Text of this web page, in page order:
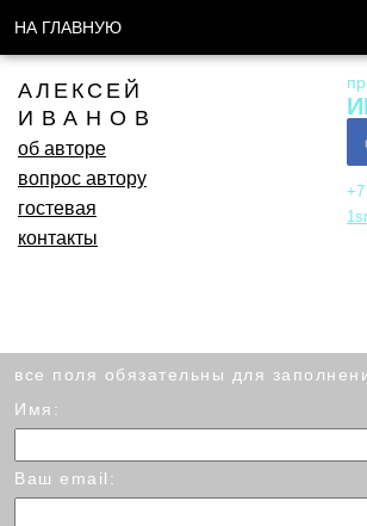
НА ГЛАВНУЮ
АЛЕКСЕЙ
ИВАНОВ
об авторе
вопрос автору
гостевая
контакты
все поля обязательны для
Имя:
Ваш email: